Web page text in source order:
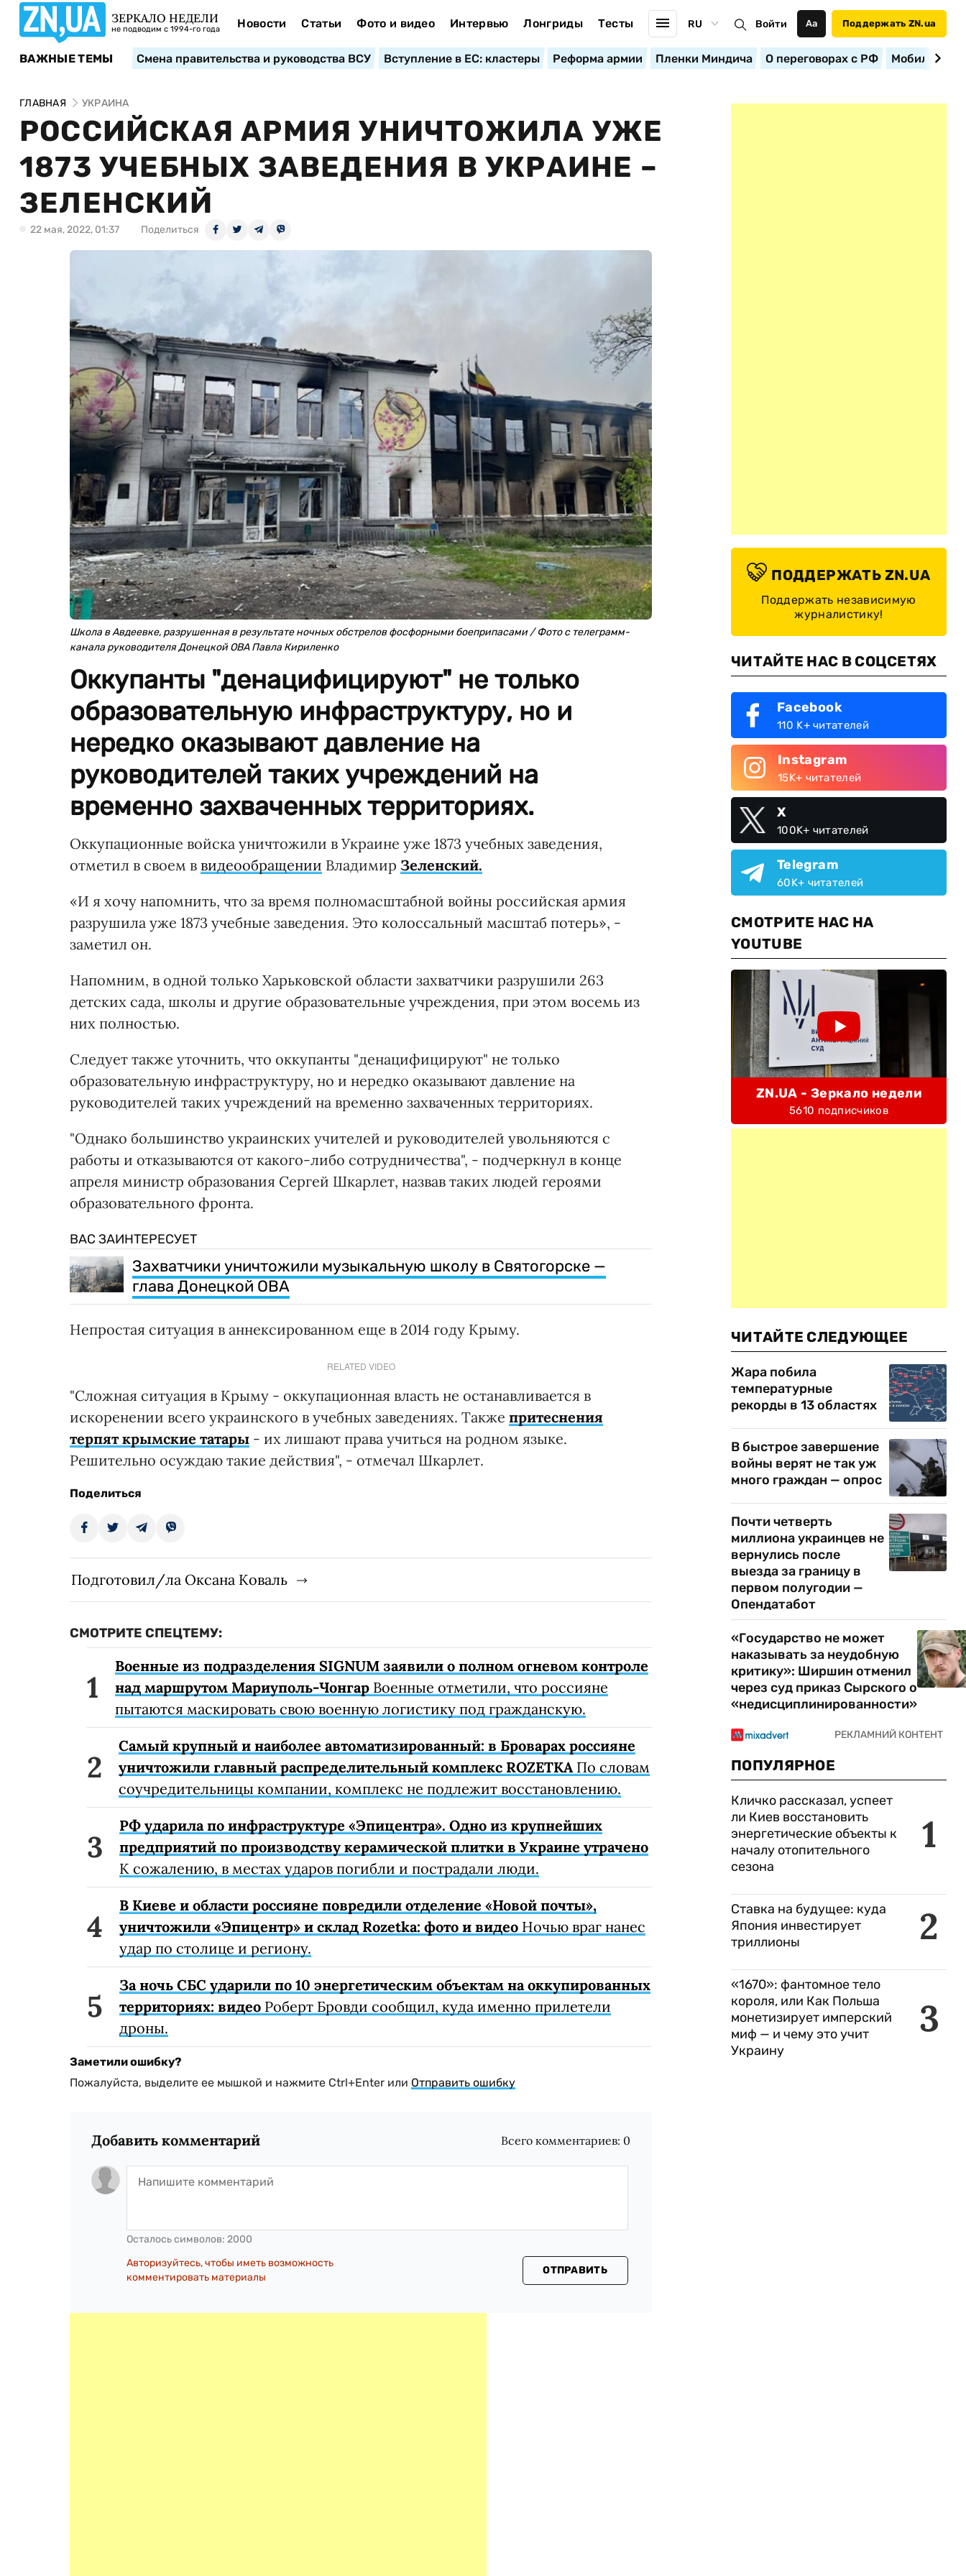
ЗЕРКАЛО НЕДЕЛИ
не подводим с 1994-го года Новости Статьи Фото и видео Интервью Лонгриды Тесты RU Войти Аа Поддержать ZN.ua
ВАЖНЫЕ ТЕМЫ Смена правительства и руководства ВСУ Вступление в ЕС: кластеры Реформа армии Пленки Миндича О переговорах с РФ
ГЛАВНАЯ УКРАИНА
РОССИЙСКАЯ АРМИЯ УНИЧТОЖИЛА УЖЕ
1873 УЧЕБНЫХ ЗАВЕДЕНИЯ В УКРАИНЕ –
ЗЕЛЕНСКИЙ
22 мая, 2022, 01:37 Поделиться
Школа в Авдеевке, разрушенная в результате ночных обстрелов фосфорными боеприпасами / Фото с телеграмм-
канала руководителя Донецкой ОВА Павла Кириленко
Оккупанты "денацифицируют" не только
образовательную инфраструктуру, но и
нередко оказывают давление на
руководителей таких учреждений на
временно захваченных территориях.
Оккупационные войска уничтожили в Украине уже 1873 учебных заведения,
отметил в своем в видеообращении Владимир Зеленский.
«И я хочу напомнить, что за время полномасштабной войны российская армия
разрушила уже 1873 учебные заведения. Это колоссальный масштаб потерь», -
заметил он.
Напомним, в одной только Харьковской области захватчики разрушили 263
детских сада, школы и другие образовательные учреждения, при этом восемь из
них полностью.
Следует также уточнить, что оккупанты "денацифицируют" не только
образовательную инфраструктуру, но и нередко оказывают давление на
руководителей таких учреждений на временно захваченных территориях.
"Однако большинство украинских учителей и руководителей увольняются с
работы и отказываются от какого-либо сотрудничества", - подчеркнул в конце
апреля министр образования Сергей Шкарлет, назвав таких людей героями
образовательного фронта.
ВАС ЗАИНТЕРЕСУЕТ
Захватчики уничтожили музыкальную школу в Святогорске —
глава Донецкой ОВА
Непростая ситуация в аннексированном еще в 2014 году Крыму.
RELATED VIDEO
"Сложная ситуация в Крыму - оккупационная власть не останавливается в
искоренении всего украинского в учебных заведениях. Также притеснения
терпят крымские татары - их лишают права учиться на родном языке.
Решительно осуждаю такие действия", - отмечал Шкарлет.
Поделиться
Подготовил/ла Оксана Коваль
СМОТРИТЕ СПЕЦТЕМУ:
Военные из подразделения SIGNUM заявили о полном огневом контроле
над маршрутом Мариуполь-Чонгар Военные отметили, что россияне
пытаются маскировать свою военную логистику под гражданскую.
Самый крупный и наиболее автоматизированный: в Броварах россияне
уничтожили главный распределительный комплекс ROZETKAПо словам
соучредительницы компании, комплекс не подлежит восстановлению.
РФ ударила по инфраструктуре «Эпицентра». Одно из крупнейших
предприятий по производству керамической плитки в Украине утрачено
К сожалению, в местах ударов погибли и пострадали люди.
В Киеве и области россияне повредили отделение «Новой почты»,
уничтожили «Эпицентр» и склад Rozetka: фото и видео Ночью враг нанес
удар по столице и региону.
За ночь СБС ударили по 10 энергетическим объектам на оккупированных
территориях: видео Роберт Бровди сообщил, куда именно прилетели
дроны.
Заметили ошибку?
Пожалуйста, выделите ее мышкой и нажмите Ctrl+Enter или Отправить ошибку
Добавить комментарий Всего комментариев: 0
Осталось символов: 2000
Авторизуйтесь, чтобы иметь возможность
комментировать материалы
ОТПРАВИТЬ
ПОДДЕРЖАТЬ ZN.UA
Поддержать независимую
журналистику!
ЧИТАЙТЕ НАС В СОЦСЕТЯХ
Facebook
110 K+ читателей
Instagram
15K+ читателей
X
100K+ читателей
Telegram
60K+ читателей
СМОТРИТЕ НАС НА
YOUTUBE
ZN.UA - Зеркало недели
5610 подписчиков
ЧИТАЙТЕ СЛЕДУЮЩЕЕ
Жара побила
температурные
рекорды в 13 областях
В быстрое завершение
войны верят не так уж
много граждан — опрос
Почти четверть
миллиона украинцев не
вернулись после
выезда за границу в
первом полугодии —
Опендатабот
«Государство не может
наказывать за неудобную
критику»: Ширшин отменил
через суд приказ Сырского о
«недисциплинированности»
ПОПУЛЯРНОЕ
1
Кличко рассказал, успеет
ли Киев восстановить
энергетические объекты к
началу отопительного
сезона
2
Ставка на будущее: куда
Япония инвестирует
триллионы
3
«1670»: фантомное тело
короля, или Как Польша
монетизирует имперский
миф — и чему это учит
Украину